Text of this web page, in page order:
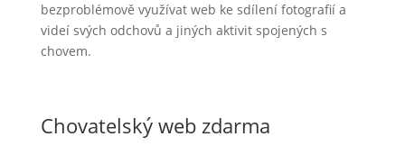
bezproblémově využívat web ke sdílení fotografií a
videí svých odchovů a jiných aktivit spojených s
chovem.
Chovatelský web zdarma